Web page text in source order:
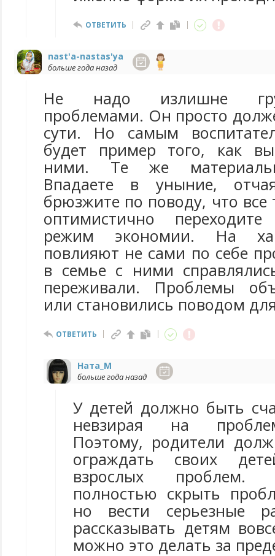
ОТВЕТИТЬ
nast'a-nastas'ya
больше года назад
Не надо излишне
проблемами. Он просто
сути. Но самым
будет пример того, как вы
ними. Те же
Впадаете в уныние,
брюзжите по поводу, что все
оптимистично
режим экономии. На
повлияют не сами по себе
в семье с ними
переживали. Проблемы
или становились поводом
ОТВЕТИТЬ
Ната_М
больше года назад
У детей должно быть
невзирая на
Поэтому, родители
ограждать своих
взрослых проблем.
полностью скрыть
но вести серьезные
рассказывать детям
можно это делать за